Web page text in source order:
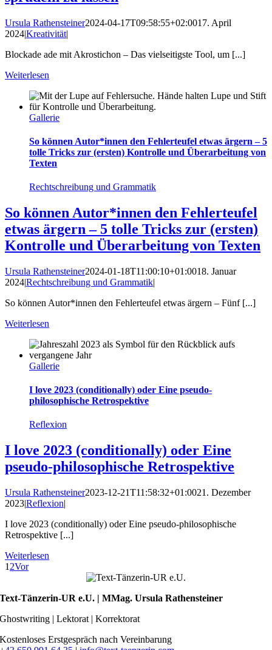
Ursula Rathensteiner2024-04-17T09:58:55+02:0017. April
2024|Kreativität|
Blockade ade mit Akrostichon – Das vielseitigste Tool, um [...]
Weiterlesen
Gallerie
So können Autor*innen den Fehlerteufel etwas ärgern – 5
tolle Tricks zur (ersten) Kontrolle und Überarbeitung von
Texten
Rechtschreibung und Grammatik
So können Autor*innen den Fehlerteufel
etwas ärgern – 5 tolle Tricks zur (ersten)
Kontrolle und Überarbeitung von Texten
Ursula Rathensteiner2024-01-18T11:00:10+01:0018. Januar
2024|Rechtschreibung und Grammatik|
So können Autor*innen den Fehlerteufel etwas ärgern – Fünf [...]
Weiterlesen
Gallerie
I love 2023 (conditionally) oder Eine pseudo-
philosophische Retrospektive
Reflexion
I love 2023 (conditionally) oder Eine
pseudo-philosophische Retrospektive
Ursula Rathensteiner2023-12-21T11:58:32+01:0021. Dezember
2023|Reflexion|
I love 2023 (conditionally) oder Eine pseudo-philosophische
Retrospektive [...]
Weiterlesen
1 2Vor
Text-Tänzerin-UR e.U. | MMag. Ursula Rathensteiner
Ghostwriting | Lektorat | Korrektorat
Kostenloses Erstgespräch nach Vereinbarung